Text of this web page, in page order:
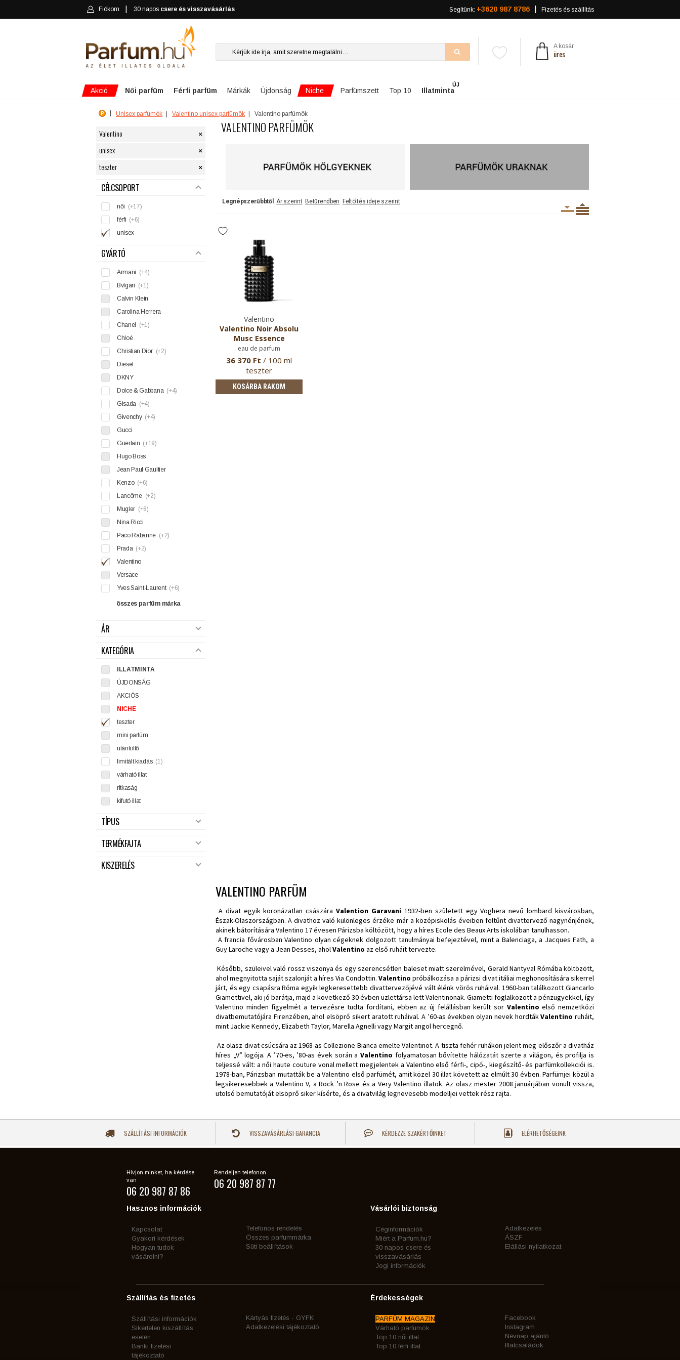
Fiókom 30 napos csere és visszavásárlás Segítünk: +3620 987 8786 Fizetés és szállítás
A kosár
üres
Akció Női parfüm Férfi parfüm Márkák Újdonság Niche Parfümszett Top 10 Illatminta
ÚJ
Unisex parfümök Valentino unisex parfümök Valentino parfümök
Valentino ×
unisex ×
teszter ×
SZŰRÉS
CÉLCSOPORT
női (+17)
férfi (+6)
unisex
GYÁRTÓ
Armani (+4)
Bvlgari (+1)
Calvin Klein
Carolina Herrera
Chanel
(+1)
Chloé
Christian Dior (+2)
Diesel
DKNY
Dolce & Gabbana (+4)
Gisada (+4)
Givenchy (+4)
Gucci
Guerlain (+19)
Hugo Boss
Jean Paul Gaultier
Kenzo (+6)
Lancôme (+2)
Mugler (+8)
Nina Ricci
Paco Rabanne (+2)
Prada (+2)
Valentino
Versace
Yves Saint-Laurent (+6)
összes parfüm márka
ÁR
KATEGÓRIA
ILLATMINTA
ÚJDONSÁG
AKCIÓS
NICHE
teszter
mini parfüm
utántöltő
limitált kiadás (1)
várható illat
ritkaság
kifutó illat
TÍPUS
TERMÉKFAJTA
KISZERELÉS
VALENTINO PARFÜMÖK
Legnépszerűbbtől Ár szerint Betűrendben Feltöltés ideje szerint
Valentino
Valentino Noir Absolu
Musc Essence
eau de parfum
36 370 Ft / 100 ml
teszter
KOSÁRBA RAKOM
VALENTINO PARFÜM
A divat egyik koronázatlan császáraValention Garavani 1932-ben született egy Voghera nevű lombard kisvárosban,
Észak-Olaszországban. A divathoz való különleges érzéke már a középiskolás éveiben feltűnt divattervező nagynénjének,
akinek bátorítására Valentino 17 évesen Párizsba költözött, hogy a híres Ecole des Beaux Arts iskolában tanulhasson.
A francia fővárosban Valentino olyan cégeknek dolgozott tanulmányai befejeztével, mint a Balenciaga, a Jacques Fath, a
Guy Laroche vagy a Jean Desses, aholValentino az első ruháit tervezte.
Később, szüleivel való rossz viszonya és egy szerencsétlen baleset miatt szerelmével, Gerald Nantyval Rómába költözött,
ahol megnyitotta saját szalonját a híres Via Condottin. Valentino próbálkozása a párizsi divat itáliai meghonosítására sikerrel
járt, és egy csapásra Róma egyik legkeresettebb divattervezőjévé vált élénk vörös ruháival. 1960-ban találkozott Giancarlo
Giamettivel, aki jó barátja, majd a következő 30 évben üzlettársa lett Valentinonak. Giametti foglalkozott a pénzügyekkel, így
Valentino minden figyelmét a tervezésre tudta fordítani, ebben az új felállásban került sor Valentino első nemzetközi
divatbemutatójára Firenzében, ahol elsöprő sikert aratott ruháival. A ’60-as években olyan nevek hordtákValentino ruháit,
mint Jackie Kennedy, Elizabeth Taylor, Marella Agnelli vagy Margit angol hercegnő.
Az olasz divat csúcsára az 1968-as Collezione Bianca emelte Valentinot. A tiszta fehér ruhákon jelent meg előszőr a divatház
híres „V” logója. A ’70-es, ’80-as évek során a Valentino folyamatosan bővítette hálózatát szerte a világon, és profilja is
teljessé vált: a női haute couture vonal mellett megjelentek a Valentino első férfi-, cipő-, kiegészítő- és parfümkollekciói is.
1978-ban, Párizsban mutatták be a Valentino első parfümét, amit közel 30 illat követett az elmúlt 30 évben. Parfümjei közül a
legsikeresebbek a Valentino V, a Rock ’n Rose és a Very Valentino illatok. Az olasz mester 2008 januárjában vonult vissza,
utolsó bemutatóját elsöprő siker kísérte, és a divatvilág legnevesebb modelljei vettek rész rajta.
SZÁLLÍTÁSI INFORMÁCIÓK VISSZAVÁSÁRLÁSI GARANCIA KÉRDEZZE SZAKÉRTŐINKET ELÉRHETŐSÉGEINK
Hívjon minket, ha kérdése
van
06 20 987 87 86
Rendeljen telefonon
06 20 987 87 77
Hasznos információk
Kapcsolat
Gyakori kérdések
Hogyan tudok
vásárolni?
Telefonos rendelés
Összes parfummárka
Süti beállítások
Vásárlói biztonság
Céginformációk
Miért a Parfum.hu?
30 napos csere és
visszavásárlás
Jogi információk
Adatkezelés
ÁSZF
Elállási nyilatkozat
Szállítás és fizetés
Szállítási információk
Sikertelen kiszállítás
esetén
Banki fizetési
tájékoztató
Kártyás fizetés - GYFK
Adatkezelési tájékoztató
Érdekességek
PARFÜM MAGAZIN
Várható parfümök
Top 10 női illat
Top 10 férfi illat
Facebook
Instagram
Névnap ajánló
Illatcsaládok